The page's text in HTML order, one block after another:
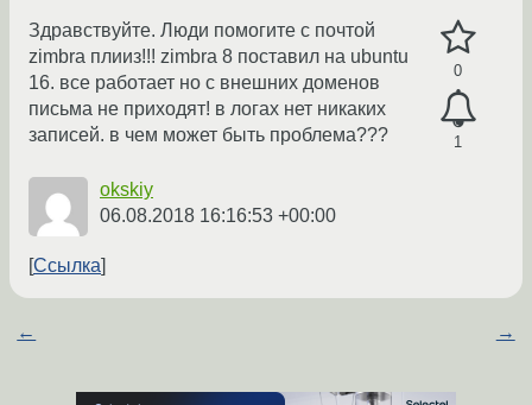
0
1
Здравствуйте. Люди помогите с почтой
zimbra плииз!!! zimbra 8 поставил на ubuntu
16. все работает но с внешних доменов
письма не приходят! в логах нет никаких
записей. в чем может быть проблема???
okskiy
06.08.2018 16:16:53 +00:00
Ссылка
← →